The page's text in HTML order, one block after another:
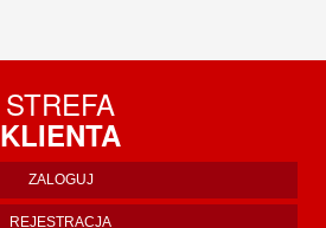
STREFA
KLIENTA
ZALOGUJ
REJESTRACJA